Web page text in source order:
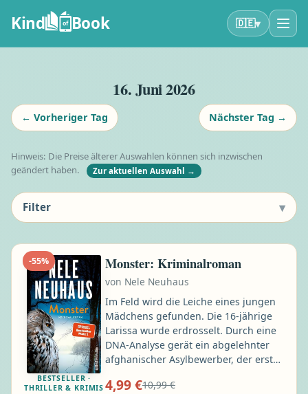
Kind of Book 🇩🇪▾
← Vorheriger Tag
16. Juni 2026
Nächster Tag →
Hinweis: Die Preise älterer Auswahlen können sich inzwischen
geändert haben.
Zur aktuellen Auswahl →
-55%
BESTSELLER ·
THRILLER & KRIMIS
Monster: Kriminalroman
von Nele Neuhaus
Im Feld wird die Leiche eines jungen
Mädchens gefunden. Die 16-jährige
Larissa wurde erdrosselt. Durch eine
DNA-Analyse gerät ein abgelehnter
afghanischer Asylbewerber, der erst
nach einer Haftbeschwerde auf freien
4,99 €10,99 €
Filter ▾